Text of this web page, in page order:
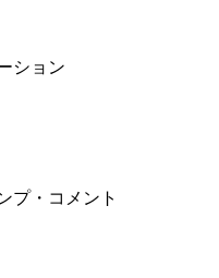
ション
プ・コメント